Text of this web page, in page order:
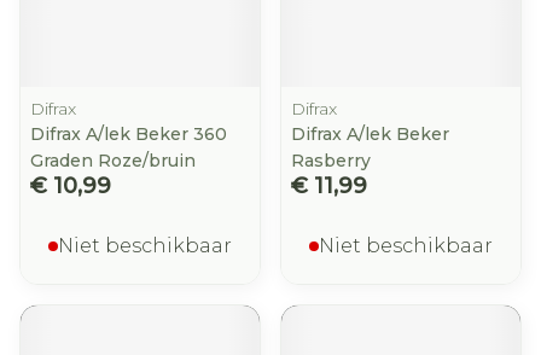
Difrax
Difrax A/lek Beker 360
Graden Roze/bruin
€ 10,99
Niet beschikbaar
Difrax
Difrax A/lek Beker
Rasberry
€ 11,99
Niet beschikbaar